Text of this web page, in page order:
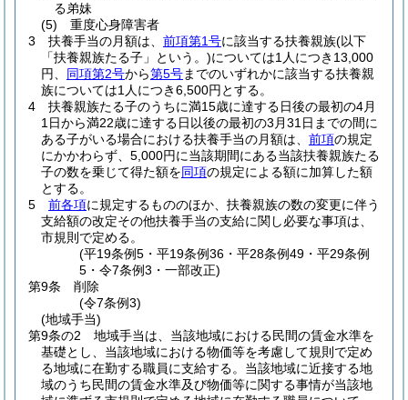
る弟妹
(5)
重度心身障害者
3
扶養手当の月額は、 前項第1号に該当する扶養親族(以下
「扶養親族たる子」という。)については1人につき13,000
円、 同項第2号から第5号までのいずれかに該当する扶養親
族については1人につき6,500円とする。
4
扶養親族たる子のうちに満15歳に達する日後の最初の4月
1日から満22歳に達する日以後の最初の3月31日までの間に
ある子がいる場合における扶養手当の月額は、 前項の規定
にかかわらず、5,000円に当該期間にある当該扶養親族たる
子の数を乗じて得た額を同項の規定による額に加算した額
とする。
5
前各項に規定するもののほか、扶養親族の数の変更に伴う
支給額の改定その他扶養手当の支給に関し必要な事項は、
市規則で定める。
(平19条例5・平19条例36・平28条例49・平29条例
5・令7条例3・一部改正)
第9条
削除
(令7条例3)
(地域手当)
第9条の2
地域手当は、当該地域における民間の賃金水準を
基礎とし、当該地域における物価等を考慮して規則で定め
る地域に在勤する職員に支給する。 当該地域に近接する地
域のうち民間の賃金水準及び物価等に関する事情が当該地